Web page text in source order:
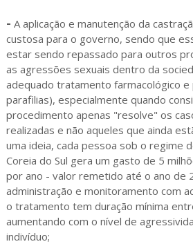
- A aplicação e manutenção da
custosa para o governo, sendo que
estar sendo repassado para outros
as agressões sexuais dentro da
adequado tratamento farmacológico e
parafilias), especialmente quando
procedimento apenas "resolve" os
realizadas e não aqueles que ainda
uma ideia, cada pessoa sob o regime
Coreia do Sul gera um gasto de 5
por ano - valor remetido até o ano de
administração e monitoramento com
o tratamento tem duração mínima
aumentando com o nível de
indivíduo;